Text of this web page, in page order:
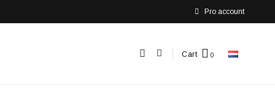
Pro account
Cart